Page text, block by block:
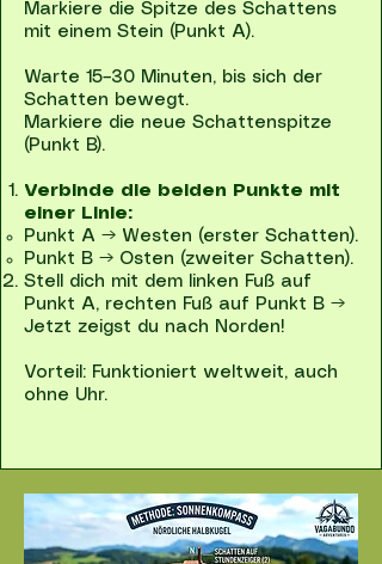
Markiere die Spitze des Schattens
mit einem Stein (Punkt A).
Warte 15–30 Minuten, bis sich der
Schatten bewegt.
Markiere die neue Schattenspitze
(Punkt B).
Verbinde die beiden Punkte mit
einer Linie:
Punkt A → Westen (erster Schatten).
Punkt B → Osten (zweiter Schatten).
Stell dich mit dem linken Fuß auf
Punkt A, rechten Fuß auf Punkt B →
Jetzt zeigst du nach Norden!
Vorteil: Funktioniert weltweit, auch
ohne Uhr.